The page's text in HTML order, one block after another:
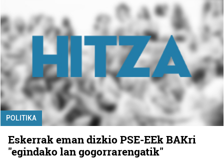
POLITIKA
Eskerrak eman dizkio PSE-EEk BAKri
"egindako lan gogorrarengatik"